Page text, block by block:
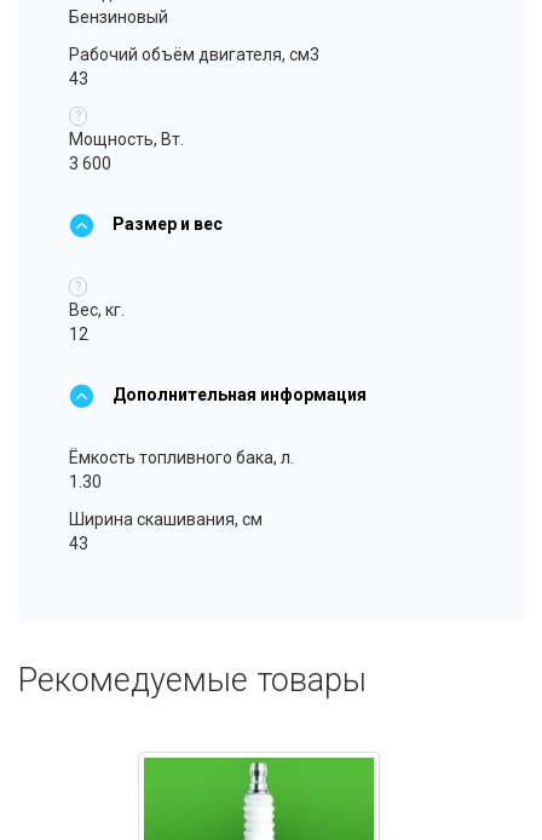
Бензиновый
Рабочий объём двигателя, см3
43
?
Мощность, Вт.
3 600
Размер и вес
?
Вес, кг.
12
Дополнительная информация
Ёмкость топливного бака, л.
1.30
Ширина скашивания, см
43
Рекомедуемые товары